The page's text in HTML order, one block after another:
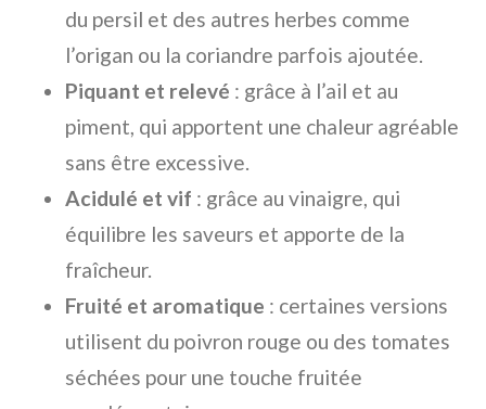
du persil et des autres herbes comme
l’origan ou la coriandre parfois ajoutée.
Piquant et relevé : grâce à l’ail et au
piment, qui apportent une chaleur agréable
sans être excessive.
Acidulé et vif : grâce au vinaigre, qui
équilibre les saveurs et apporte de la
fraîcheur.
Fruité et aromatique : certaines versions
utilisent du poivron rouge ou des tomates
séchées pour une touche fruitée